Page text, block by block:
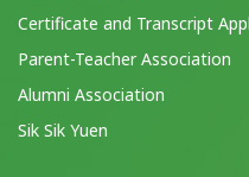
Certificate and Transcript
Parent-Teacher Association
Alumni Association
Sik Sik Yuen